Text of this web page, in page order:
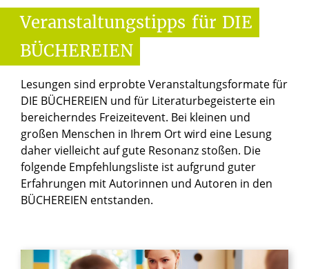
Veranstaltungstipps für DIE
BÜCHEREIEN
Lesungen sind erprobte Veranstaltungsformate für
DIE BÜCHEREIEN und für Literaturbegeisterte ein
bereicherndes Freizeitevent. Bei kleinen und
großen Menschen in Ihrem Ort wird eine Lesung
daher vielleicht auf gute Resonanz stoßen. Die
folgende Empfehlungsliste ist aufgrund guter
Erfahrungen mit Autorinnen und Autoren in den
BÜCHEREIEN entstanden.